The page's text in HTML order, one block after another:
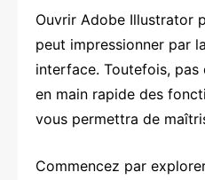
Ouvrir Adobe Illustrator
peut impressionner par
interface. Toutefois, pas
en main rapide des
vous permettra de
Commencez par